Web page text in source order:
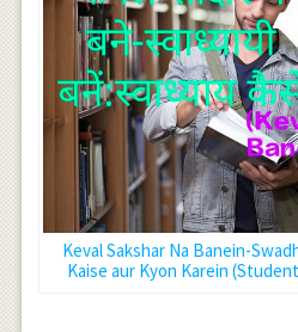
Keval Sakshar Na Banein-
Kaise aur Kyon Karein